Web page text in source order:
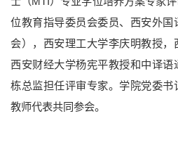
党群部门 行政部门
位教育指导委员会委员、西安外
会），西安理工大学李庆明教授，
西安财经大学杨宪平教授和中译
栋总监担任评审专家。学院党委
教师代表共同参会。